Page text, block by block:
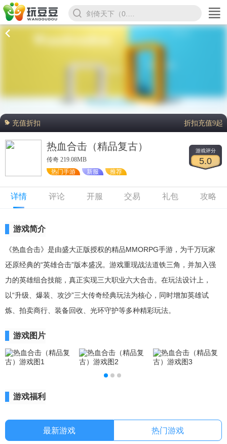
充值折扣 折扣充值9起
热血合击（精品复古）
传奇 219.08MB
热门手游
新服 推荐
游戏评分
5.0
详情 评论 开服 交易 礼包 攻略
游戏简介
《热血合击》是由盛大正版授权的精品MMORPG手游，为千万玩家
还原经典的“英雄合击”版本盛况。游戏重现战法道铁三角，并加入强
力的英雄组合技能，真正实现三大职业六大合击。在玩法设计上，
以“升级、爆装、攻沙”三大传奇经典玩法为核心，同时增加英雄试
炼、拍卖商行、装备回收、光环守护等多种精彩玩法。
游戏图片
游戏福利
最新游戏 热门游戏